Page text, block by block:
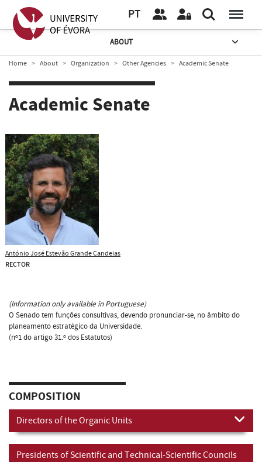
PT
ABOUT
Home About Organization Other Agencies Academic Senate
Academic Senate
António José Estevão Grande Candeias
RECTOR
(Information only available in Portuguese)
O Senado tem funções consultivas, devendo pronunciar-se, no âmbito do
planeamento estratégico da Universidade.
(nº1 do artigo 31.º dos Estatutos)
COMPOSITION
Directors of the Organic Units
Presidents of Scientific and Technical-Scientific Councils